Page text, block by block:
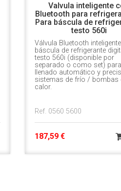
Valvula inteligente
Bluetooth para
Para báscula de
testo 560i
Válvula Bluetooth
báscula de refrigerante
testo 560i (disponible por
separado o como set) para
llenado automático y
sistemas de frío / bombas
calor.
Ref. 0560 5600
187,59 €